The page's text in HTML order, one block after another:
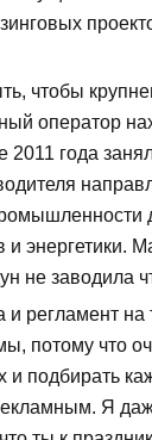
чтобы
оператор
2011 года
и энергетики.
не заводила
регламент на
потому что
и подбирать
Я